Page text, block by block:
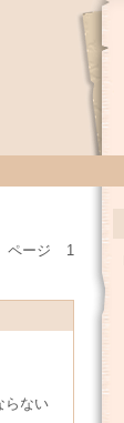
ページ
1
らない